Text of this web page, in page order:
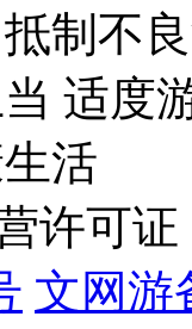
制不
适度
活
许可证
文网游